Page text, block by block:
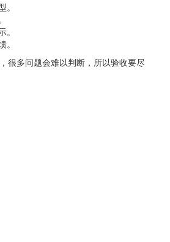
很多问题会难以判断，所以验收要尽